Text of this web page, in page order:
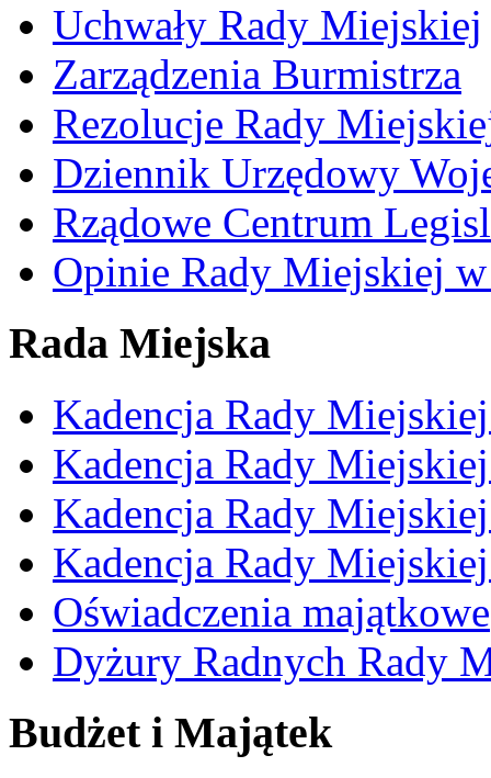
Uchwały Rady Miejskiej
Zarządzenia Burmistrza
Rezolucje Rady
Dziennik Urzędowy
Rządowe Centrum
Opinie Rady Miejskiej w
Rada Miejska
Kadencja Rady
Kadencja Rady
Kadencja Rady
Kadencja Rady
Oświadczenia majątkowe
Dyżury Radnych Rady
Budżet i Majątek